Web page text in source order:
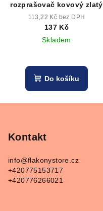
rozprašovač kovový zlatý
113,22 Kč bez DPH
137 Kč
Skladem
Do košíku
Kontakt
info@flakonystore.cz
+420775153717
+420776266021